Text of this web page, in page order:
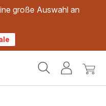
große Auswahl an
Mein
Mein